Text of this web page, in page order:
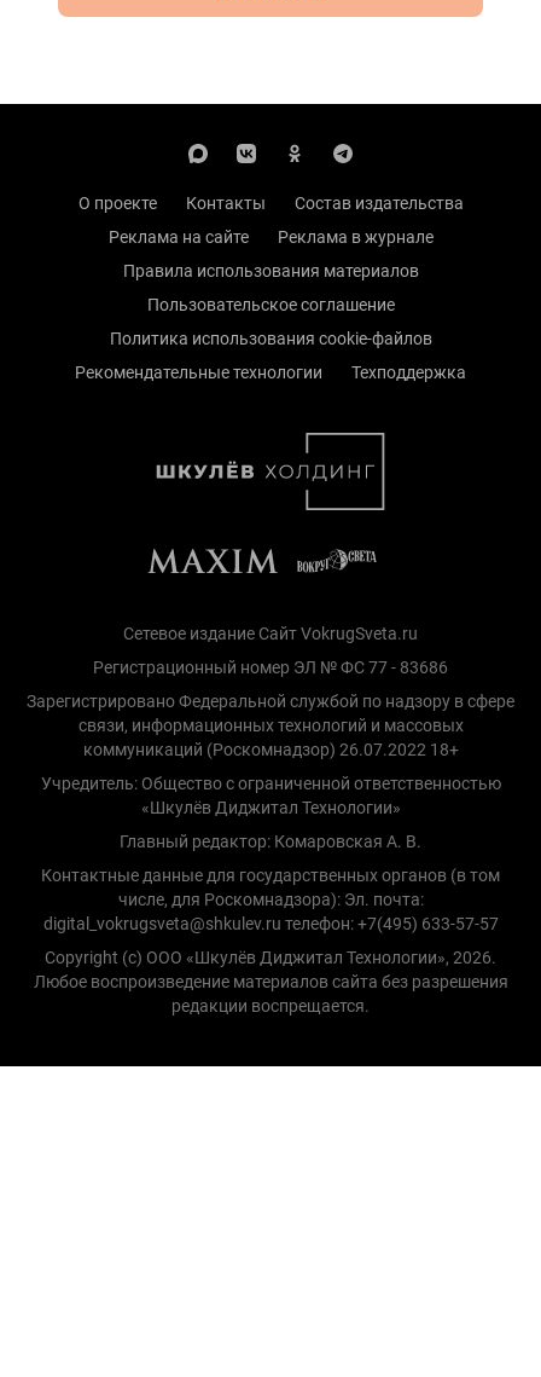
О проекте Контакты
Состав издательства
Реклама на сайте
Реклама в журнале
Правила использования материалов
Пользовательское соглашение
Политика использования cookie-файлов
Рекомендательные технологии
Техподдержка
Сетевое издание Сайт VokrugSveta.ru
Регистрационный номер ЭЛ № ФС 77 - 83686
Зарегистрировано Федеральной службой по надзору в сфере
связи, информационных технологий и массовых
коммуникаций (Роскомнадзор) 26.07.2022 18+
Учредитель: Общество с ограниченной ответственностью
«Шкулёв Диджитал Технологии»
Главный редактор: Комаровская А. В.
Контактные данные для государственных органов (в том
числе, для Роскомнадзора): Эл. почта:
digital_vokrugsveta@shkulev.ru телефон: +7(495) 633-57-57
Copyright (с) ООО «Шкулёв Диджитал Технологии», 2026.
Любое воспроизведение материалов сайта без разрешения
редакции воспрещается.